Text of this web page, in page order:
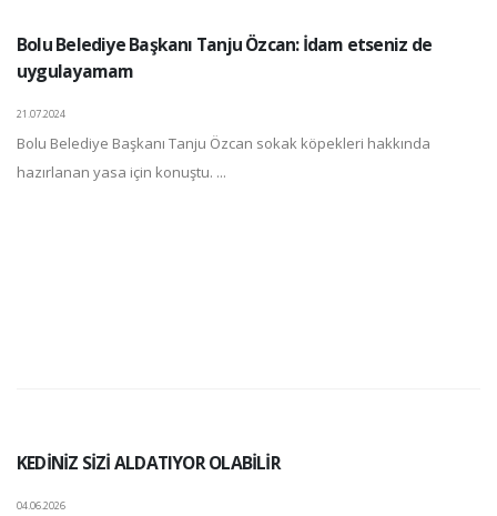
Bolu Belediye Başkanı Tanju Özcan: İdam etseniz de
uygulayamam
21.07.2024
Bolu Belediye Başkanı Tanju Özcan sokak köpekleri hakkında
hazırlanan yasa için konuştu. ...
KEDİNİZ SİZİ ALDATIYOR OLABİLİR
04.06.2026